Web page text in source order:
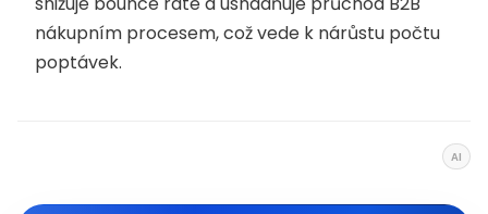
nákupním procesem, což vede k nárůstu počtu
poptávek.
AI